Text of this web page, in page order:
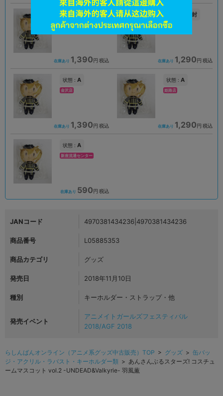
状態 :A
大宮店
在庫あり 1,390 円 税込
未開封
名古屋店本館
在庫あり 1,290 円 税込
状態 : A
金沢店
在庫あり 1,390 円 税込
状態 : A
姫路店
在庫あり 1,290 円 税込
状態 : A
新座流通センター
在庫あり 590 円 税込
JANコード 4970381434236|4970381434236
商品番号 L05885353
商品カテゴリ グッズ
発売日 2018年11月10日
種別 キーホルダー・ストラップ・他
発売イベント
アニメイトガールズフェスティバル
2018/AGF 2018
らしんばんオンライン（アニメ系グッズ中古販売）TOP > グッズ > 缶バッ
ジ・アクリル・ラバスト・キーホルダー類 > あんさんぶるスターズ! コスチュ
ームマスコット vol.2 -UNDEAD&Valkyrie- 羽風薫